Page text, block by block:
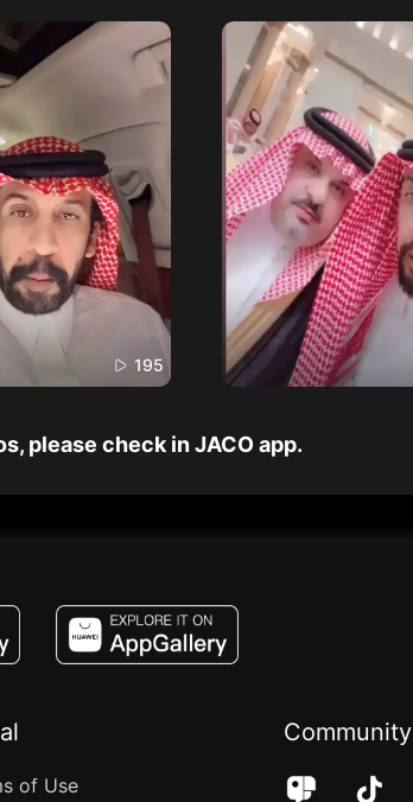
195
please check in JACO app.
of Use
Community